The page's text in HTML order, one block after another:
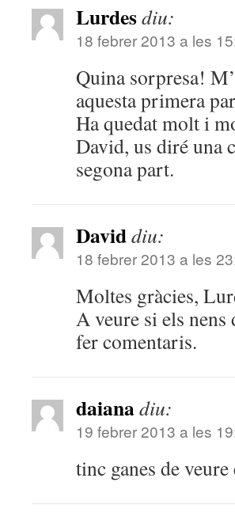
Lurdesdiu:
18 febrer 2013 a les
Quina sorpresa!
aquesta primera
Ha quedat molt i
David, us diré una
segona part.
Daviddiu:
18 febrer 2013 a les
Moltes gràcies,
A veure si els nens
fer comentaris.
daianadiu:
19 febrer 2013 a les
tinc ganes de